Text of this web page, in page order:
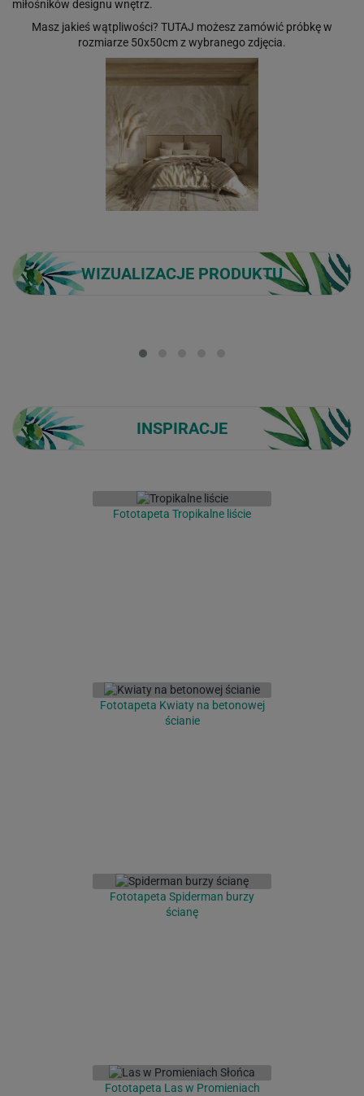
miłośników designu wnętrz.
Masz jakieś wątpliwości? TUTAJ możesz zamówić próbkę w
rozmiarze 50x50cm z wybranego zdjęcia.
WIZUALIZACJE PRODUKTU
INSPIRACJE
Fototapeta Tropikalne liście
Fototapeta Kwiaty na betonowej
ścianie
Fototapeta Spiderman burzy
ścianę
Fototapeta Las w Promieniach